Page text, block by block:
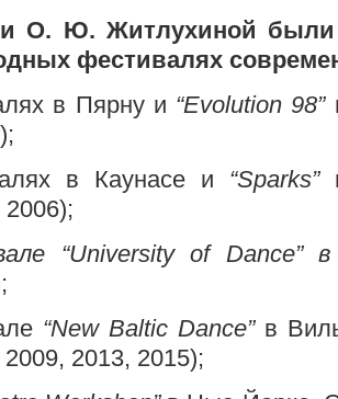
О. Ю. Житлухиной были
фестивалях
в Пярну и “Evolution 98”
в Каунасе и “Sparks”
2006);
“University of Dance”
“New Baltic Dance” в
2013, 2015);